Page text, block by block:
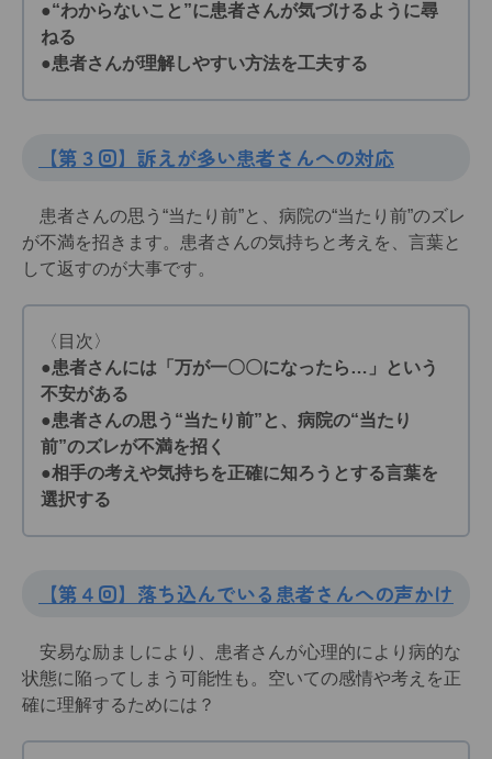
●“わからないこと”に患者さんが気づけるように尋
ねる
●患者さんが理解しやすい方法を工夫する
【第３回】訴えが多い患者さんへの対応
患者さんの思う“当たり前”と、病院の“当たり前”のズレ
が不満を招きます。患者さんの気持ちと考えを、言葉と
して返すのが大事です。
〈目次〉
●患者さんには「万が一〇〇になったら…」という
不安がある
●患者さんの思う“当たり前”と、病院の“当たり
前”のズレが不満を招く
●相手の考えや気持ちを正確に知ろうとする言葉を
選択する
【第４回】落ち込んでいる患者さんへの声かけ
安易な励ましにより、患者さんが心理的により病的な
状態に陥ってしまう可能性も。空いての感情や考えを正
確に理解するためには？